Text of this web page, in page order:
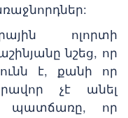
ոլորտի
նշեց, որ
է, քանի որ
չէ անել
պատճառը, որ